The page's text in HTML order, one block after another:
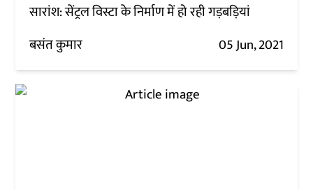
सारांश: सेंट्रल विस्टा के निर्माण में हो रही गड़बड़ियां
बसंत कुमार
05 Jun, 2021